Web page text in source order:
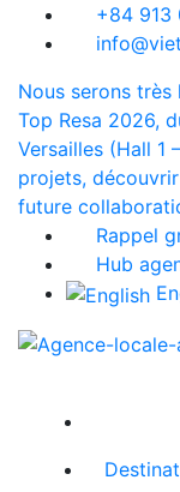
+84 913
Nous serons très
Top Resa 2026,
Versailles (Hall 1
projets,
future
Rappel
Hub